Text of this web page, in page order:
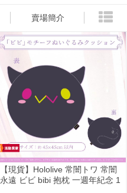
賣場簡介
【現貨】Hololive 常闇トワ 常闇
永遠 ビビ bibi 抱枕 一週年紀念 1